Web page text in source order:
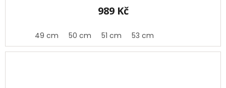
989 Kč
49 cm 50 cm 51 cm 53 cm